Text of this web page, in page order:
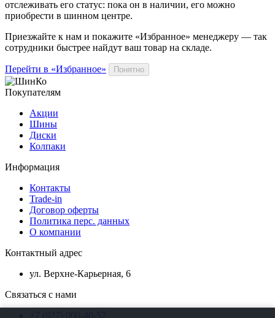
отслеживать его статус: пока он в наличии, его можно
приобрести в шинном центре.
Приезжайте к нам и покажите «Избранное» менеджеру — так
сотрудники быстрее найдут ваш товар на складе.
Перейти в «Избранное» Понятно
Покупателям
Акции
Шины
Диски
Колпаки
Информация
Контакты
Trade-in
Договор оферты
Политика перс. данных
О компании
Контактный адрес
ул. Верхне-Карьерная, 6
Связаться с нами